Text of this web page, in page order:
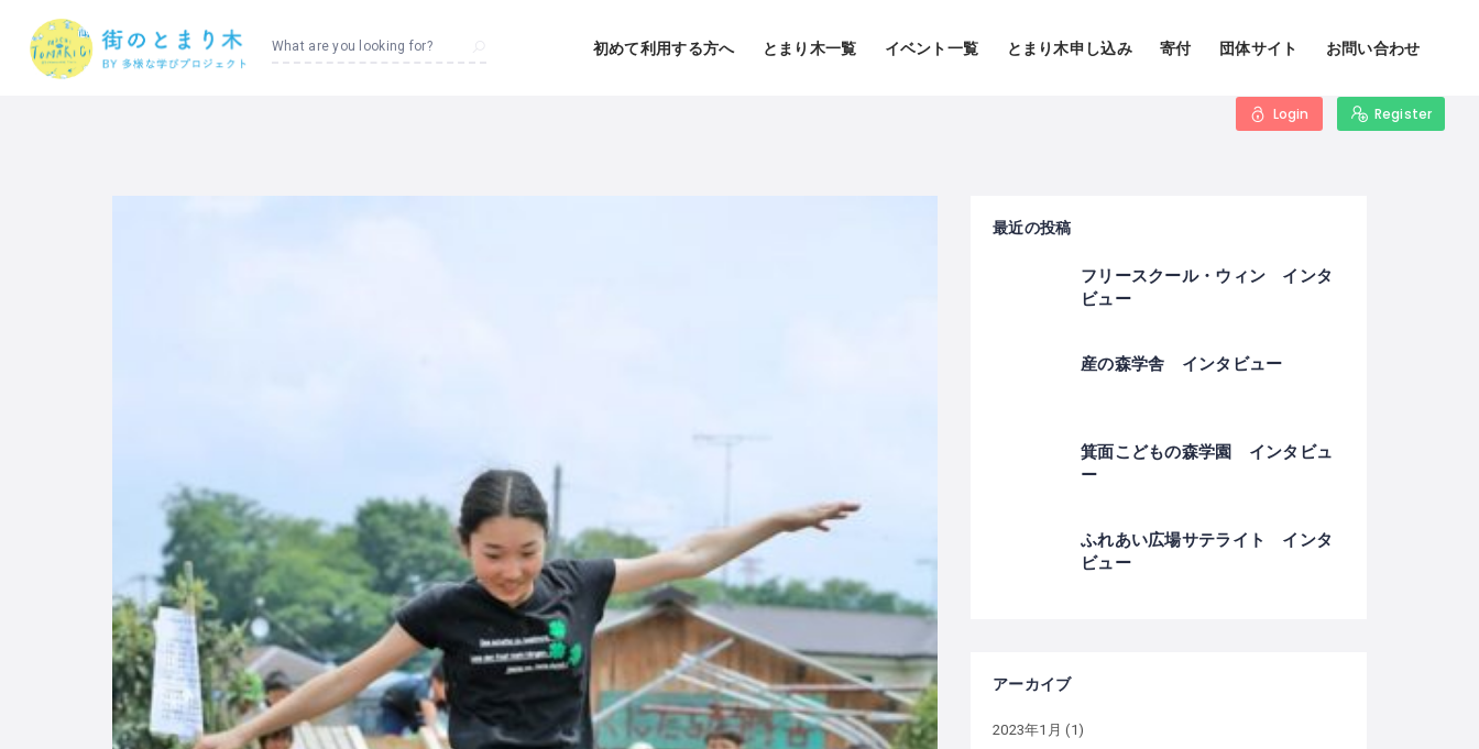
What are you looking for? 初めて利用する方へ とまり木一覧 イベント一覧 とまり木申し込み 寄付 団体サイト お問い合わせ
Login Register
最近の投稿
フリースクール・ウィン インタ
ビュー
産の森学舎 インタビュー
箕面こどもの森学園 インタビュ
ー
ふれあい広場サテライト インタ
ビュー
アーカイブ
2023年1月 (1)